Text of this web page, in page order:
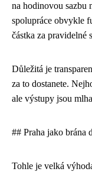
na hodinovou sazbu
spolupráce obvykle
částka za pravidelné
Důležitá je
za to dostanete.
ale výstupy jsou
## Praha jako brána
Tohle je velká